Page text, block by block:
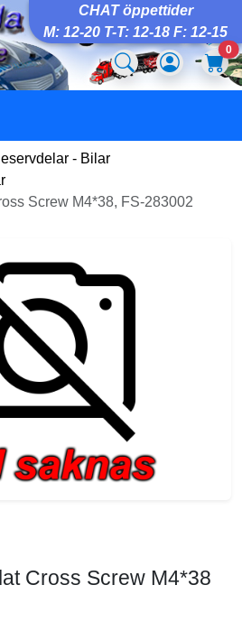
CHAT öppettider
M: 12-20 T-T: 12-18 F: 12-15
0
- Bilar
Screw M4*38, FS-283002
Cross Screw M4*38